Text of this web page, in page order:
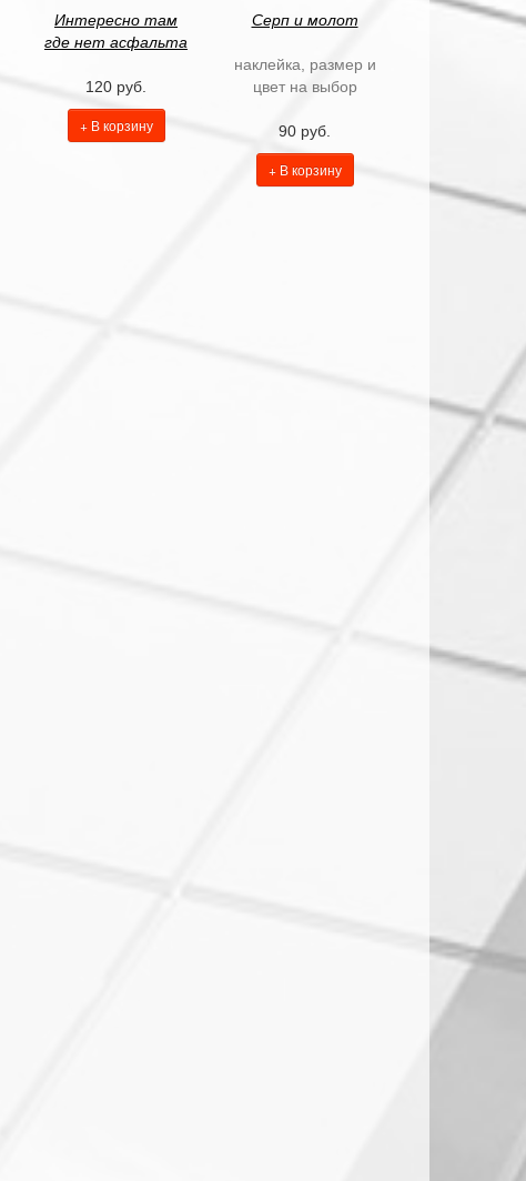
Интересно там
где нет асфальта
120 руб.
+ В корзину
Серп и молот
наклейка, размер и
цвет на выбор
90 руб.
+ В корзину